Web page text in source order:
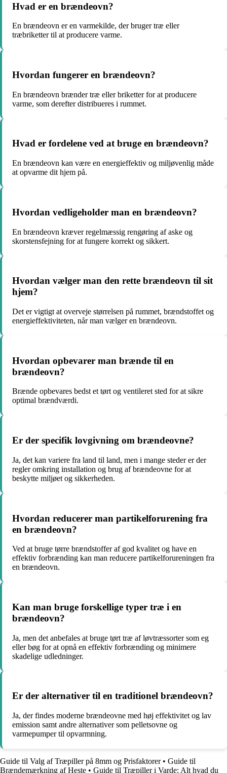
Hvad er en brændeovn?
En brændeovn er en varmekilde, der bruger træ eller
træbriketter til at producere varme.
Hvordan fungerer en brændeovn?
En brændeovn brænder træ eller briketter for at producere
varme, som derefter distribueres i rummet.
Hvad er fordelene ved at bruge en brændeovn?
En brændeovn kan være en energieffektiv og miljøvenlig måde
at opvarme dit hjem på.
Hvordan vedligeholder man en brændeovn?
En brændeovn kræver regelmæssig rengøring af aske og
skorstensfejning for at fungere korrekt og sikkert.
Hvordan vælger man den rette brændeovn til sit
hjem?
Det er vigtigt at overveje størrelsen på rummet, brændstoffet og
energieffektiviteten, når man vælger en brændeovn.
Hvordan opbevarer man brænde til en
brændeovn?
Brænde opbevares bedst et tørt og ventileret sted for at sikre
optimal brændværdi.
Er der specifik lovgivning om brændeovne?
Ja, det kan variere fra land til land, men i mange steder er der
regler omkring installation og brug af brændeovne for at
beskytte miljøet og sikkerheden.
Hvordan reducerer man partikelforurening fra
en brændeovn?
Ved at bruge tørre brændstoffer af god kvalitet og have en
effektiv forbrænding kan man reducere partikelforureningen fra
en brændeovn.
Kan man bruge forskellige typer træ i en
brændeovn?
Ja, men det anbefales at bruge tørt træ af løvtræssorter som eg
eller bøg for at opnå en effektiv forbrænding og minimere
skadelige udledninger.
Er der alternativer til en traditionel brændeovn?
Ja, der findes moderne brændeovne med høj effektivitet og lav
emission samt andre alternativer som pelletsovne og
varmepumper til opvarmning.
Guide til Valg af Træpiller på 8mm og Prisfaktorer• Guide til
Brændemærkning af Heste • Guide til Træpiller i Varde: Alt hvad du